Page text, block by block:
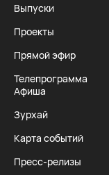
Выпуски
Проекты
Прямой эфир
Телепрограмма
Афиша
Зурхай
Карта событий
Пресс-релизы